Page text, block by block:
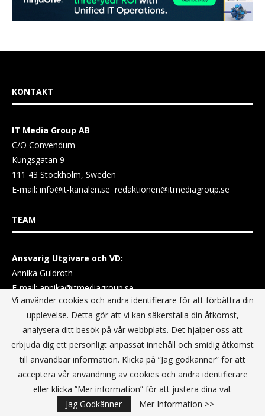
KONTAKT
IT Media Group AB
C/O Convendum
Kungsgatan 9
111 43 Stockholm, Sweden
E-mail: info@it-kanalen.se redaktionen@itmediagroup.se
TEAM
Ansvarig Utgivare och VD:
Annika Guldroth
E-mail:annika@itmediagroup.se
TERMS & CONDITIONS / VILLKOR
Data Privacy Policy
Terms & Conditions For Digital Advertising
Terms & Conditions Website conditions of use
Vi använder cookies och andra identifierare för att förbättra din
upplevelse. Detta gör att vi kan säkerställa din åtkomst,
analysera ditt besök på vår webbplats. Det hjälper oss att
erbjuda dig ett personligt anpassat innehåll och smidig åtkomst
till användbar information. Klicka på ”Jag godkänner” för att
acceptera vår användning av cookies och andra identifierare
eller klicka ”Mer information” för att justera dina val.
Jag Godkänner
Mer Information >>